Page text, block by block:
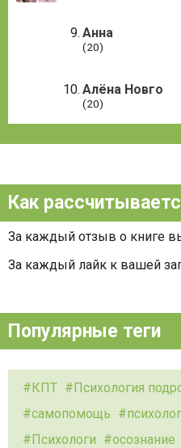
Анна
(20)
Алёна Новго
(20)
Как
За каждый отзыв о книге
За каждый лайк к вашей
Популярные теги
КПТ Психология
самопомощь
Психологи
осознание